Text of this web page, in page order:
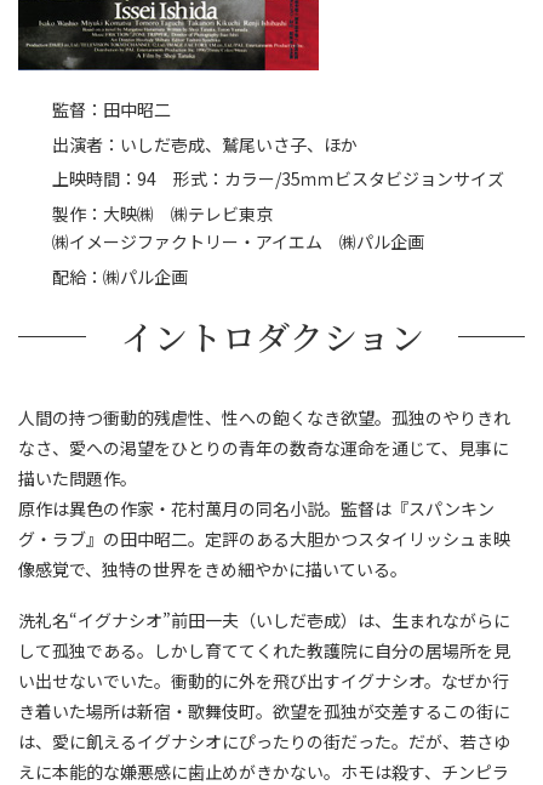
監督：田中昭二
出演者：いしだ壱成、鷲尾いさ子、ほか
上映時間：94 形式：カラー/35ｍｍビスタビジョンサイズ
製作：大映㈱ ㈱テレビ東京
㈱イメージファクトリー・アイエム ㈱パル企画
配給：㈱パル企画
イントロダクション
人間の持つ衝動的残虐性、性への飽くなき欲望。孤独のやりきれ
なさ、愛への渇望をひとりの青年の数奇な運命を通じて、見事に
描いた問題作。
原作は異色の作家・花村萬月の同名小説。監督は『スパンキン
グ・ラブ』の田中昭二。定評のある大胆かつスタイリッシュま映
像感覚で、独特の世界をきめ細やかに描いている。
洗礼名“イグナシオ”前田一夫（いしだ壱成）は、生まれながらに
して孤独である。しかし育ててくれた教護院に自分の居場所を見
い出せないでいた。衝動的に外を飛び出すイグナシオ。なぜか行
き着いた場所は新宿・歌舞伎町。欲望を孤独が交差するこの街に
は、愛に飢えるイグナシオにぴったりの街だった。だが、若さゆ
えに本能的な嫌悪感に歯止めがきかない。ホモは殺す、チンピラ